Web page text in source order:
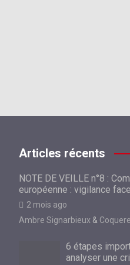
Articles récents
NOTE DE VEILLE n°8 :
européenne : vigilance
2 mois ago
Ambre Signarbieux &
6 étapes
analyser une